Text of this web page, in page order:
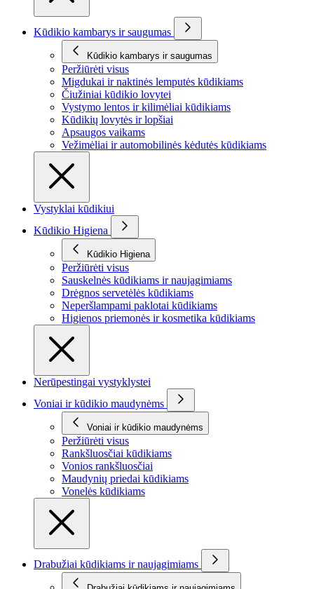
Kūdikio kambarys ir saugumas
Kūdikio kambarys ir saugumas
Peržiūrėti visus
Migdukai ir naktinės lemputės kūdikiams
Čiužiniai kūdikio lovytei
Vystymo lentos ir kilimėliai kūdikiams
Kūdikių lovytės ir lopšiai
Apsaugos vaikams
Vežimėliai ir automobilinės kėdutės kūdikiams
Vystyklai kūdikiui
Kūdikio Higiena
Kūdikio Higiena
Peržiūrėti visus
Sauskelnės kūdikiams ir naujagimiams
Drėgnos servetėlės kūdikiams
Neperšlampami paklotai kūdikiams
Higienos priemonės ir kosmetika kūdikiams
Nerūpestingai vystyklystei
Voniai ir kūdikio maudynėms
Voniai ir kūdikio maudynėms
Peržiūrėti visus
Rankšluosčiai kūdikiams
Vonios rankšluosčiai
Maudynių priedai kūdikiams
Vonelės kūdikiams
Drabužiai kūdikiams ir naujagimiams